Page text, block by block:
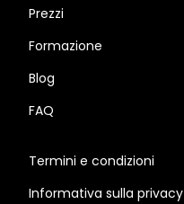
Prezzi
Formazione
Blog
FAQ
Termini e condizioni
Informativa sulla privacy